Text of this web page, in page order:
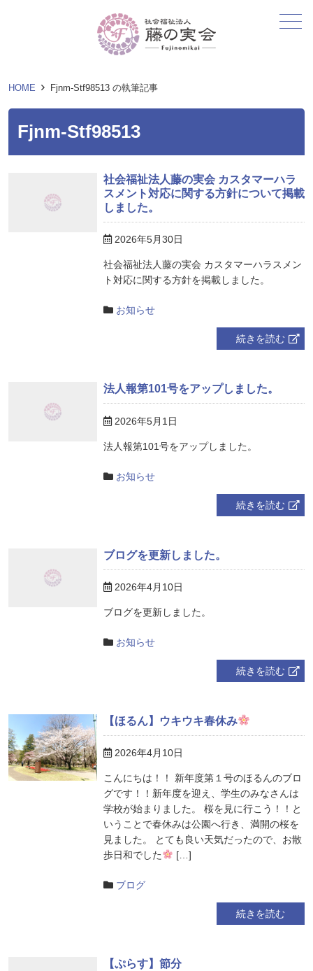
HOME Fjnm-Stf98513 の執筆記事
Fjnm-Stf98513
社会福祉法人藤の実会 カスタマーハラ
スメント対応に関する方針について掲載
しました。
2026年5月30日
社会福祉法人藤の実会 カスタマーハラスメン
ト対応に関する方針を掲載しました。
お知らせ
続きを読む
法人報第101号をアップしました。
2026年5月1日
法人報第101号をアップしました。
お知らせ
続きを読む
ブログを更新しました。
2026年4月10日
ブログを更新しました。
お知らせ
続きを読む
【ほるん】ウキウキ春休み
2026年4月10日
こんにちは！！ 新年度第１号のほるんのブロ
グです！！新年度を迎え、学生のみなさんは
学校が始まりました。 桜を見に行こう！！と
いうことで春休みは公園へ行き、満開の桜を
見ました。 とても良い天気だったので、お散
歩日和でした
[…]
ブログ
続きを読む
【ぷらす】節分